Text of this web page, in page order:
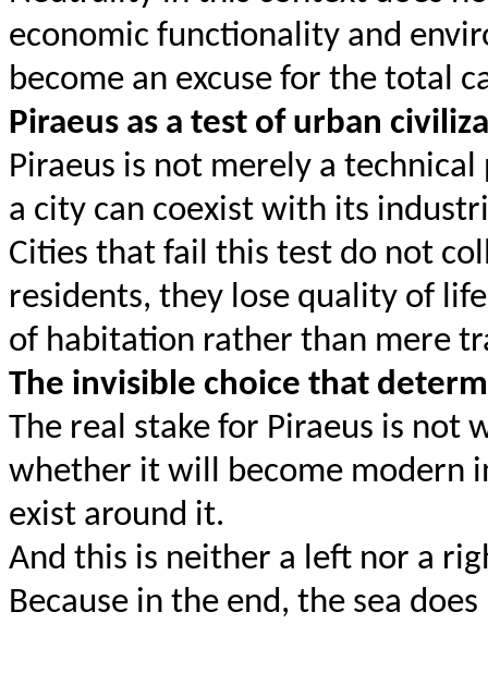
economic functionality and
become an excuse for the total
Piraeus as a test of urban
Piraeus is not merely a
a city can coexist with its
Cities that fail this test do not
residents, they lose quality of
of habitation rather than mere
The invisible choice that
The real stake for Piraeus is
whether it will become modern
exist around it.
And this is neither a left nor a
Because in the end, the sea